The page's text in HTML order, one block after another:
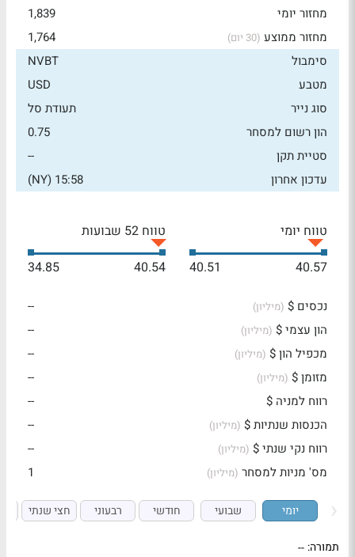
מחזור יומי
1,839
מחזור ממוצע (30 יום)
1,764
סימבול
NVBT
מטבע
USD
סוג נייר
תעודת סל
הון רשום למסחר
0.75
סטיית תקן
--
עדכון אחרון
15:58 (NY)
טווח יומי
40.57
40.51
טווח 52 שבועות
40.54
34.85
נכסים $ (מיליון)
--
הון עצמי $ (מיליון)
--
מכפיל הון $ (מיליון)
--
מזומן $ (מיליון)
--
רווח למניה $
--
הכנסות שנתיות $ (מיליון)
--
רווח נקי שנתי $ (מיליון)
--
מס' מניות למסחר (מיליון) 1
יומי שבועי חודשי רבעוני חצי שנתי
תמורה: --